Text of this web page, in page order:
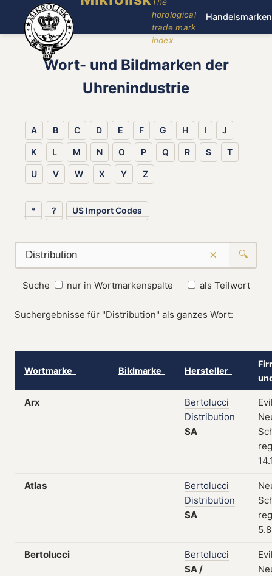
horological
trade mark
index
Handelsmarken
Wort- und Bildmarken der
Uhrenindustrie
A B C D E F G H I J
K L M N O P Q R S T
U V W X Y Z
* ? US Import Codes
× 🔍
Suche nur in Wortmarkenspalte als Teilwort
Suchergebnisse für "Distribution" als ganzes Wort:
Wortmarke Bildmarke Hersteller
Arx
Bertolucci
Distribution
SA
Atlas
Bertolucci
Distribution
SA
Bertolucci
Bertolucci
SA/